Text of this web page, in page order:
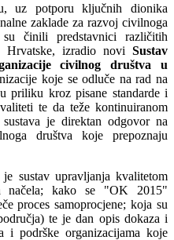
uz potporu ključnih dionika
zaklade za razvoj civilnoga
činili predstavnici različitih
Hrvatske, izradio novi Sustav
civilnog društva u
koje se odluče na rad na
priliku kroz pisane standarde i
te da teže kontinuiranom
je direktan odgovor na
društva koje prepoznaju
sustav upravljanja kvalitetom
kako se "OK 2015"
proces samoprocjene; koja su
te je dan opis dokaza i
i podrške organizacijama koje